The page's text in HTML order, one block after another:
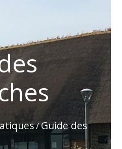
/Guide des